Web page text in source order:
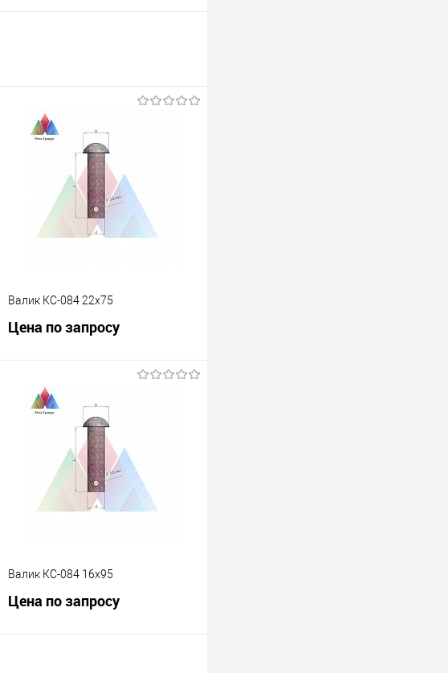
Валик КС-084 22х75
Цена по запросу
Запросить цену
Купить в 1 клик
В избранное
Валик КС-084 16х95
Цена по запросу